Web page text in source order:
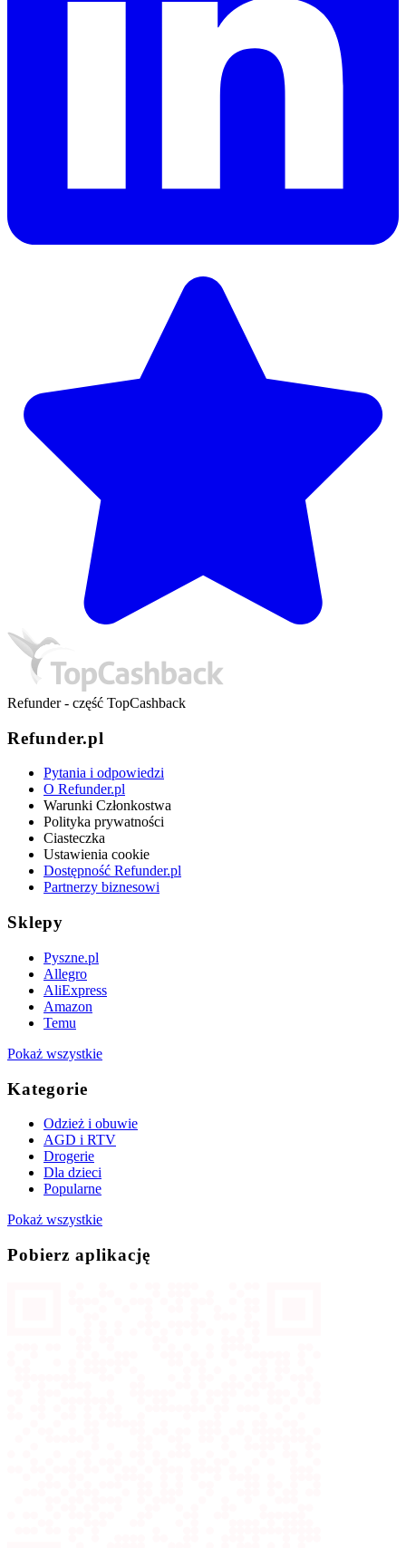
Refunder - część TopCashback
Refunder.pl
Pytania i odpowiedzi
O Refunder.pl
Warunki Członkostwa
Polityka prywatności
Ciasteczka
Ustawienia cookie
Dostępność Refunder.pl
Partnerzy biznesowi
Sklepy
Pyszne.pl
Allegro
AliExpress
Amazon
Temu
Pokaż wszystkie
Kategorie
Odzież i obuwie
AGD i RTV
Drogerie
Dla dzieci
Popularne
Pokaż wszystkie
Pobierz aplikację